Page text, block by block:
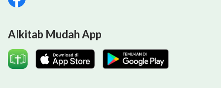
Alkitab Mudah App